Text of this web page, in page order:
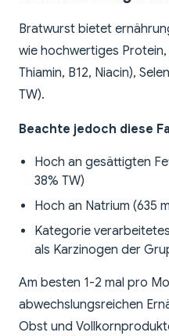
Bratwurst bietet
wie hochwertiges
Thiamin, B12, Niacin),
TW).
Beachte jedoch diese
Hoch an gesättigten
38% TW)
Hoch an Natrium (635
Kategorie
als Karzinogen der
Am besten 1-2 mal pro
abwechslungsreichen
Obst und